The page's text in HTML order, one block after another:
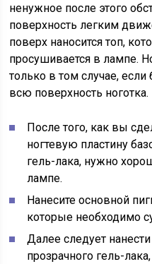
ненужное после этого
поверхность легким
поверх наносится топ,
просушивается в лампе.
только в том случае,
всю поверхность ноготка.
После того, как вы
ногтевую пластину
гель-лака, нужно
лампе.
Нанесите основной
которые необходимо
Далее следует
прозрачного гель-